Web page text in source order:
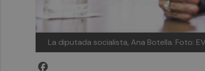
La diputada socialista, Ana Botella. Foto: